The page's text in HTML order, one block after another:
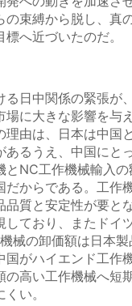
の束縛から脱し、真
へ近づいたのだ。
日中関係の緊張が
場に大きな影響を与
理由は、日本は中国
あるうえ、中国にと
とNC工作機械輸入
だからである。工作
品質と安定性が要と
しており、またドイ
械の卸価額は日本製
国がハイエンド工作
の高い工作機械へ短
い。